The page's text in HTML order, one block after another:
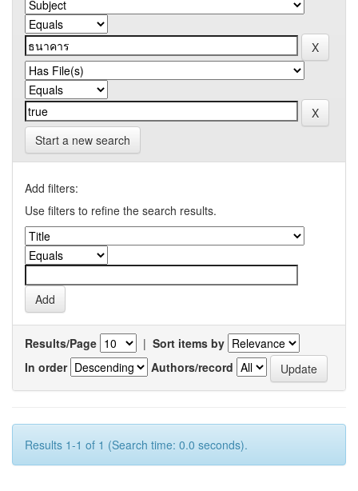
Start a new search
Add filters:
Use filters to refine the search results.
Results/Page | Sort items by
In order
Authors/record
Results 1-1 of 1 (Search time: 0.0 seconds).